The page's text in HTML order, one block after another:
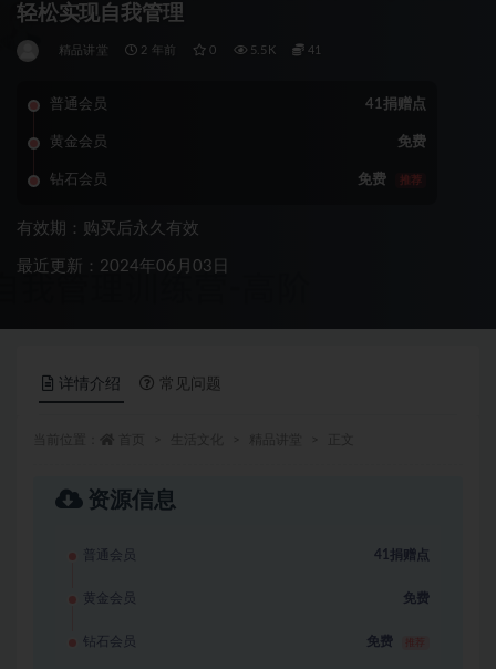
轻松实现自我管理
精品讲堂 2 年前 0 5.5K 41
普通会员 41捐赠点
黄金会员 免费
钻石会员 免费 推荐
有效期：购买后永久有效
最近更新：2024年06月03日
详情介绍 常见问题
资源信息
普通会员 41捐赠点
黄金会员 免费
钻石会员 免费